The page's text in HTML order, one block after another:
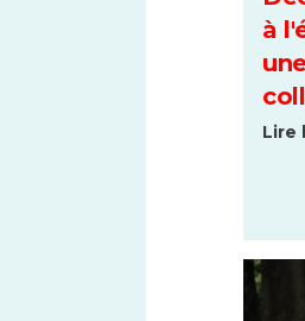
à
Lire